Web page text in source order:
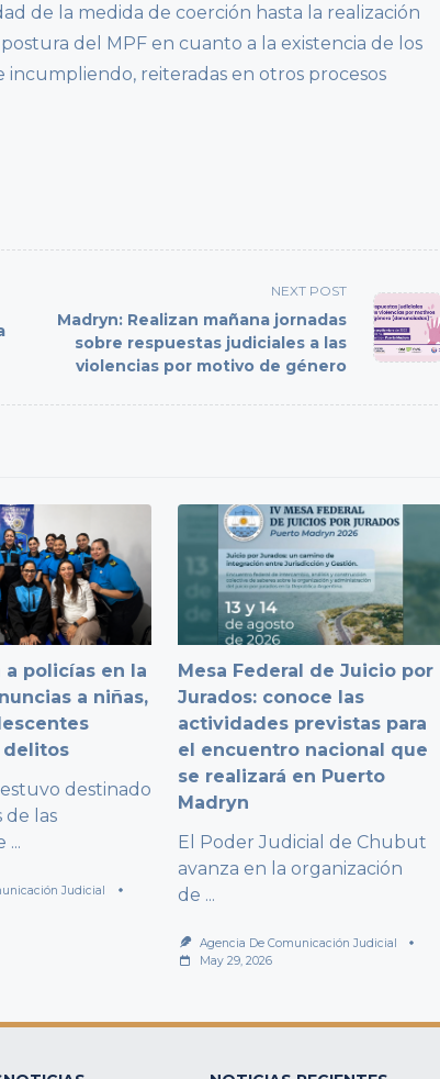
de la medida de coerción hasta la realización
del MPF en cuanto a la existencia de los
incumpliendo, reiteradas en otros procesos
NEXT POST
Madryn: Realizan mañana jornadas
sobre respuestas judiciales a las
violencias por motivo de género
a policías en la
a niñas,
destinado
de las
...
Judicial
Mesa Federal de Juicio por
Jurados: conoce las
actividades previstas para
el encuentro nacional que
se realizará en Puerto
Madryn
El Poder Judicial de Chubut
avanza en la organización
de ...
Agencia De Comunicación Judicial
May 29, 2026